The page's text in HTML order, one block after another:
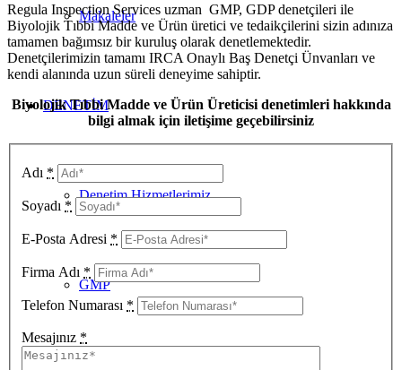
Makaleler
DENETİM
Denetim Hizmetlerimiz
GMP
Regula Inspection Services uzman GMP, GDP denetçileri ile
Biyolojik Tıbbi Madde ve Ürün üretici ve tedaikçilerini sizin adınıza
tamamen bağımsız bir kuruluş olarak denetlemektedir.
Denetçilerimizin tamamı IRCA Onaylı Baş Denetçi Ünvanları ve
kendi alanında uzun süreli deneyime sahiptir.
Biyolojik Tıbbi Madde ve Ürün Üreticisi denetimleri hakkında
bilgi almak için iletişime geçebilirsiniz
Adı *
Soyadı *
E-Posta Adresi *
Firma Adı *
Telefon Numarası *
Mesajınız *